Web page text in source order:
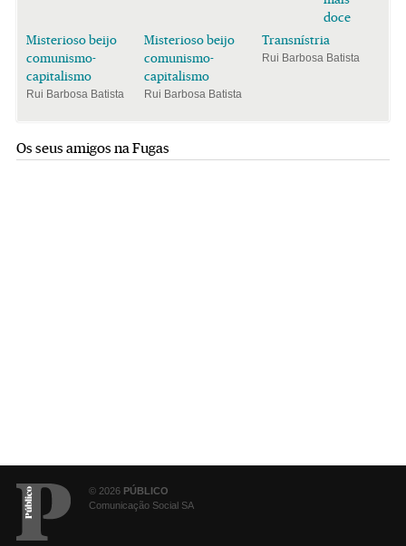
Misterioso beijo
comunismo-
capitalismo
Rui Barbosa Batista
Misterioso beijo
comunismo-
capitalismo
Rui Barbosa Batista
doce
Transnístria
Rui Barbosa Batista
Os seus amigos na Fugas
© 2026 PÚBLICO
Comunicação Social SA